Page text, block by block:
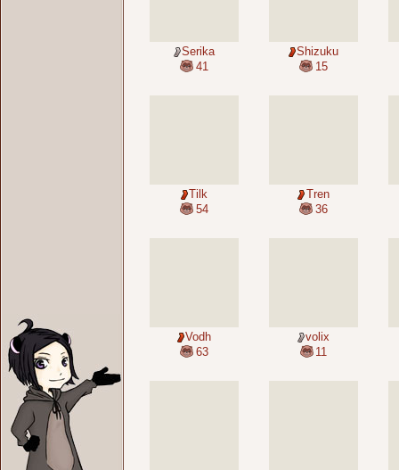
Serika
41
Shizuku
15
Tilk
54
Tren
36
Vodh
63
volix
11